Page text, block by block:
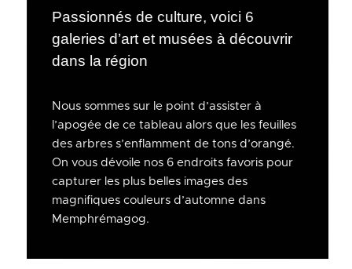
Passionnés de culture, voici 6
galeries d’art et musées à découvrir
dans la région
Nous sommes sur le point d’assister à
l’apogée de ce tableau alors que les feuilles
des arbres s’enflamment de tons d’orangé.
On vous dévoile nos 6 endroits favoris pour
capturer les plus belles images des
magnifiques couleurs d’automne dans
Memphrémagog.